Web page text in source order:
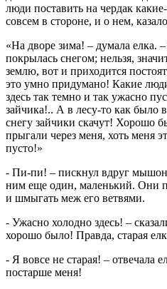
люди поставить на чердак
совсем в стороне, и о нем,
«На дворе зима! – думала елка. –
покрылась снегом; нельзя,
землю, вот и приходится
это умно придумано! Какие
здесь так темно и так ужасно
зайчика!.. А в лесу-то как было
снегу зайчики скачут! Хорошо
прыгали через меня, хоть меня
пусто!»
- Пи-пи! – пискнул вдруг
ним еще один, маленький. Они
и шмыгать меж его ветвями.
- Ужасно холодно здесь! –
хорошо было! Правда, старая
- Я вовсе не старая! – отвечала
постарше меня!